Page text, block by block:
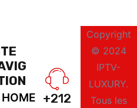
HOME
+212
Copyright
© 2024
IPTV-
LUXURY.
Tous les